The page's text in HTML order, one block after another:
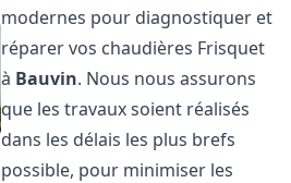
modernes pour diagnostiquer et
réparer vos chaudières Frisquet
à Bauvin. Nous nous assurons
que les travaux soient réalisés
dans les délais les plus brefs
possible, pour minimiser les